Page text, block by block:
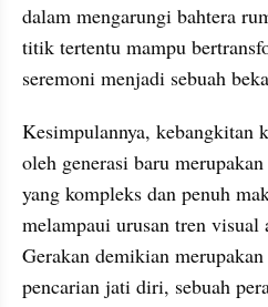
dalam mengarungi bahtera
titik tertentu mampu
seremoni menjadi sebuah
Kesimpulannya, kebangkitan
oleh generasi baru
yang kompleks dan penuh
melampaui urusan tren visual
Gerakan demikian
pencarian jati diri, sebuah